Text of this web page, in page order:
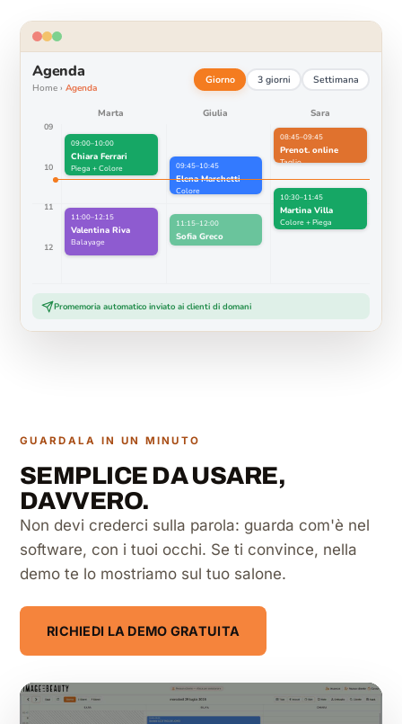
Agenda
Home › Agenda
Giorno 3 giorni Settimana
Marta Giulia Sara
09
10
11
12
09:00–10:00
Chiara Ferrari
Piega + Colore
11:00–12:15
Valentina Riva
Balayage
09:45–10:45
Elena Marchetti
Colore
11:15–12:00
Sofia Greco
Piega
08:45–09:45
Prenot. online
Taglio
10:30–11:45
Martina Villa
Colore + Piega
Promemoria automatico inviato ai clienti di domani
GUARDALA IN UN MINUTO
SEMPLICE DA USARE,
DAVVERO.
Non devi crederci sulla parola: guarda com'è nel
software, con i tuoi occhi. Se ti convince, nella
demo te lo mostriamo sul tuo salone.
RICHIEDI LA DEMO GRATUITA